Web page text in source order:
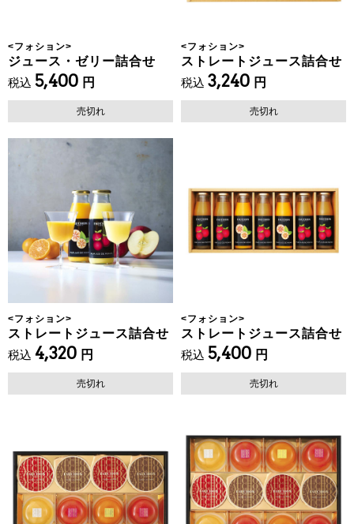
<フォション>
ジュース・ゼリー詰合せ
税込 5,400 円
売切れ
<フォション>
ストレートジュース詰合せ
税込 3,240 円
売切れ
<フォション>
ストレートジュース詰合せ
税込 4,320 円
売切れ
<フォション>
ストレートジュース詰合せ
税込 5,400 円
売切れ